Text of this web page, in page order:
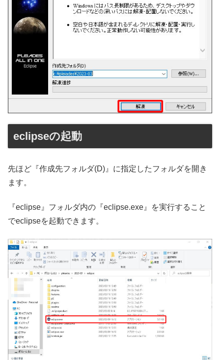
eclipseの起動
先ほど『作成先フォルダ(D)』に指定したフォルダを開き
ます。
『eclipse』フォルダ内の『eclipse.exe』を実行すること
でeclipseを起動できます。